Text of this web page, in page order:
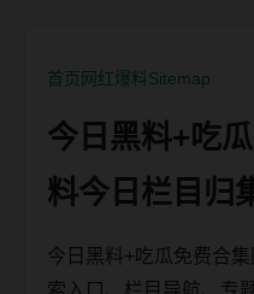
首页网红爆料Sitemap
今日黑料+吃
料今日栏目归
今日黑料+吃瓜免费合
索入口、栏目导航、专